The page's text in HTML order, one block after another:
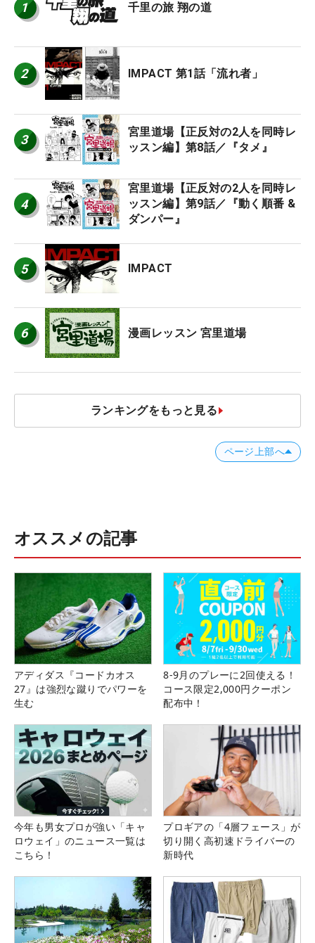
1 千里の旅 翔の道
2 IMPACT 第1話「流れ者」
3
宮里道場【正反対の2人を同時レ
ッスン編】第8話／『タメ』
4
宮里道場【正反対の2人を同時レ
ッスン編】第9話／『動く順番 &
ダンパー』
5 IMPACT
6 漫画レッスン 宮里道場
ランキングをもっと見る
ページ上部へ
オススメの記事
アディダス『コードカオス
27』は強烈な蹴りでパワーを
生む
8-9月のプレーに2回使える！
コース限定2,000円クーポン
配布中！
今年も男女プロが強い「キャ
ロウェイ」のニュース一覧は
こちら！
プロギアの「4層フェース」が
切り開く高初速ドライバーの
新時代